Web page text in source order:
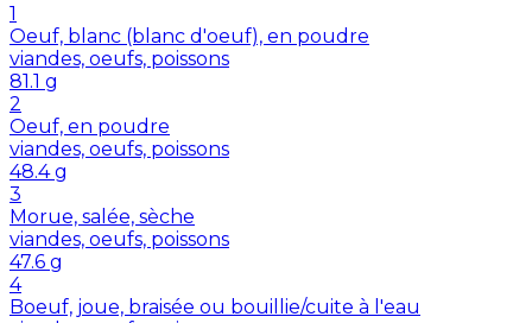
1
Oeuf, blanc (blanc d'oeuf), en poudre
viandes, oeufs, poissons
81.1 g
2
Oeuf, en poudre
viandes, oeufs, poissons
48.4 g
3
Morue, salée, sèche
viandes, oeufs, poissons
47.6 g
4
Boeuf, joue, braisée ou bouillie/cuite à l'eau